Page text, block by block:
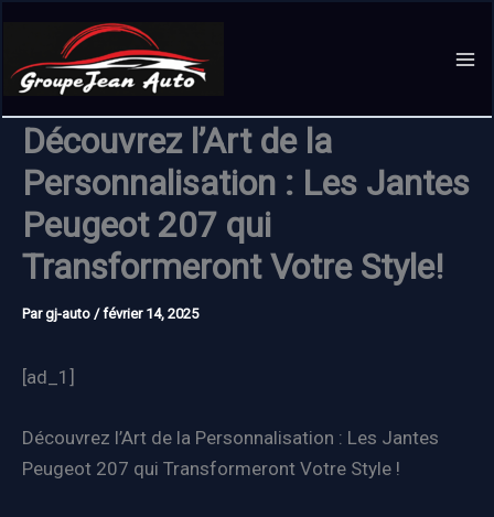
contenu
Découvrez l’Art de la
Personnalisation : Les Jantes
Peugeot 207 qui
Transformeront Votre Style!
Pargj-auto /février 14, 2025
[ad_1]
Découvrez l’Art de la Personnalisation : Les Jantes
Peugeot 207 qui Transformeront Votre Style !